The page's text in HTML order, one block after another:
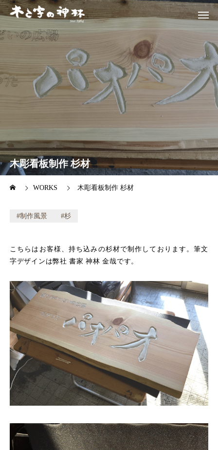
木彫看板制作 杉材
WORKS 木彫看板制作 杉材
制作風景 杉
こちらはお客様、持ち込みの杉材で制作しております。筆文
字デザインは弊社 書家 神林 金哉です。